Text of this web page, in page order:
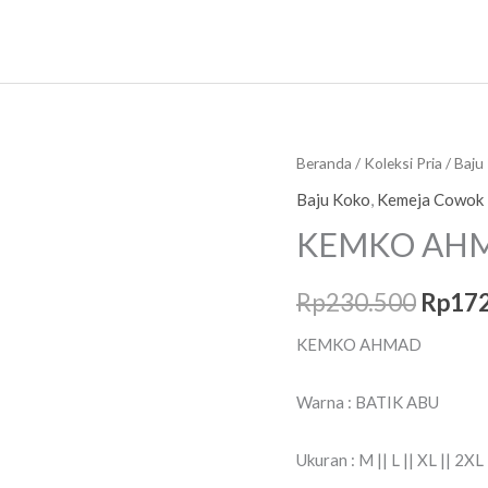
Beranda / Koleksi Pria /Baju
Baju Koko, Kemeja Cowok
KEMKO
Rp230.500
Harga
aslinya
Rp
KEMKO AHMAD
Warna : BATIK ABU
Ukuran : M || L || XL || 2XL
Kuantitas
KEMKO